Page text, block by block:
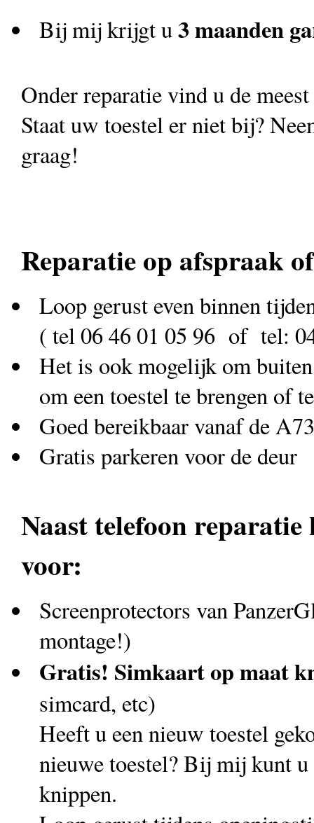
Bij mij krijgt u3 maanden
Onder reparatie vind u de
Staat uw toestel er niet bij?
graag!
Reparatie op afspraak
Loop gerust even binnen
( tel 06 46 01 05 96 of tel:
Het is ook mogelijk om
om een toestel te brengen of
Goed bereikbaar vanaf de
Gratis parkeren voor de deur
Naast telefoon
voor:
Screenprotectors van
montage!)
Gratis! Simkaart op maat
simcard, etc)
Heeft u een nieuw toestel
nieuwe toestel? Bij mij kunt
knippen.